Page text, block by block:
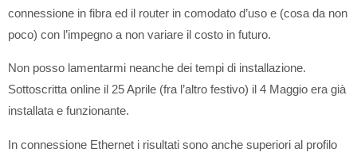
connessione in fibra ed il router in comodato d’uso e (cosa da non
poco) con l’impegno a non variare il costo in futuro.
Non posso lamentarmi neanche dei tempi di installazione.
Sottoscritta online il 25 Aprile (fra l’altro festivo) il 4 Maggio era già
installata e funzionante.
In connessione Ethernet i risultati sono anche superiori al profilo